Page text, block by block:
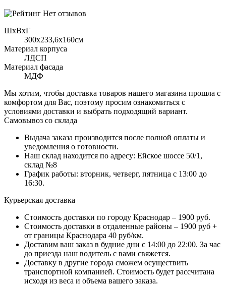
Нет отзывов
ШхВхГ
300x233,6х160см
Материал корпуса
ЛДСП
Материал фасада
МДФ
Мы хотим, чтобы доставка товаров нашего магазина прошла с
комфортом для Вас, поэтому просим ознакомиться с
условиями доставки и выбрать подходящий вариант.
Самовывоз со склада
Выдача заказа производится после полной оплаты и
уведомления о готовности.
Наш склад находится по адресу: Ейское шоссе 50/1,
склад №8
График работы: вторник, четверг, пятница с 13:00 до
16:30.
Курьерская доставка
Стоимость доставки по городу Краснодар – 1900 руб.
Стоимость доставки в отдаленные районы – 1900 руб +
от границы Краснодара 40 руб/км.
Доставим ваш заказ в будние дни с 14:00 до 22:00. За час
до приезда наш водитель с вами свяжется.
Доставку в другие города сможем осуществить
транспортной компанией. Стоимость будет рассчитана
исходя из веса и объема вашего заказа.